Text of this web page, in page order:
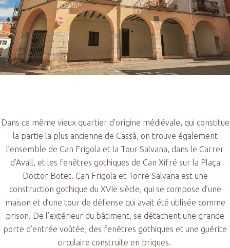
Dans ce même vieux quartier d’origine médiévale, qui constitue
la partie la plus ancienne de Cassà, on trouve également
l’ensemble de Can Frigola et la Tour Salvana, dans le Carrer
d’Avall, et les fenêtres gothiques de Can Xifré sur la Plaça
Doctor Botet. Can Frigola et Torre Salvana est une
construction gothique du XVIe siècle, qui se compose d’une
maison et d’une tour de défense qui avait été utilisée comme
prison. De l’extérieur du bâtiment, se détachent une grande
porte d’entrée voûtée, des fenêtres gothiques et une guérite
circulaire construite en briques.